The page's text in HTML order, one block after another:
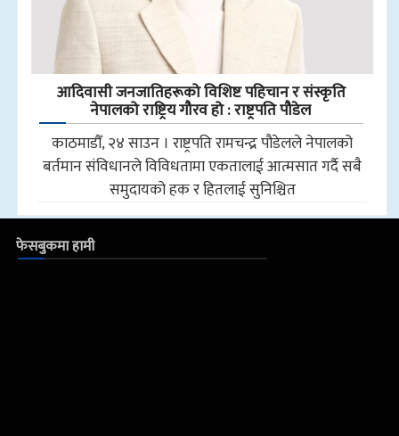
आदिवासी जनजातिहरूको विशिष्ट पहिचान र संस्कृति
नेपालको राष्ट्रिय गौरव हो : राष्ट्रपति पौडेल
काठमाडौँ, २४ साउन । राष्ट्रपति रामचन्द्र पौडेलले नेपालको
बर्तमान संविधानले विविधतामा एकतालाई आत्मसात गर्दै सबै
समुदायको हक र हितलाई सुनिश्चित
फेसबुकमा हामी